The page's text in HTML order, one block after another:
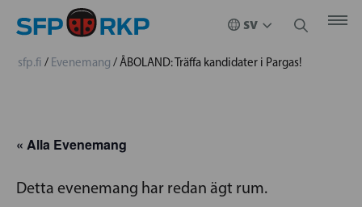
sfp.fi / Evenemang /ÅBOLAND: Träffa kandidater i Pargas!
« Alla Evenemang
Detta evenemang har redan ägt rum.